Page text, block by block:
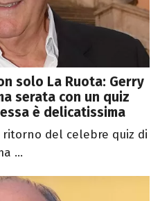
solo La Ruota: Gerry
serata con un quiz
è delicatissima
del celebre quiz di
...